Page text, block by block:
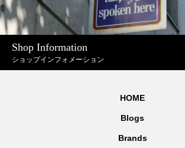
Shop Information
ショップインフォメーション
HOME
Blogs
Brands